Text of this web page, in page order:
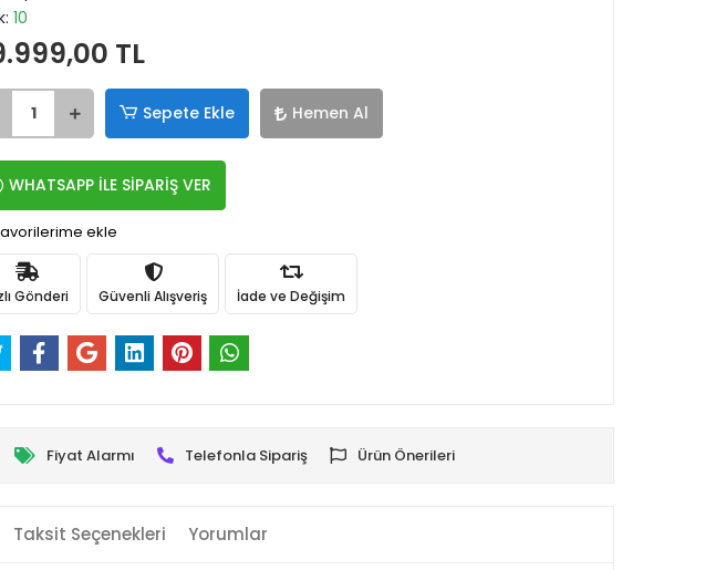
10
TL
Sepete Ekle Hemen Al
WHATSAPP İLE SİPARİŞ VER
ekle
Gönderi Güvenli Alışveriş İade ve Değişim
Fiyat Alarmı Telefonla Sipariş Ürün Önerileri
Taksit Seçenekleri Yorumlar